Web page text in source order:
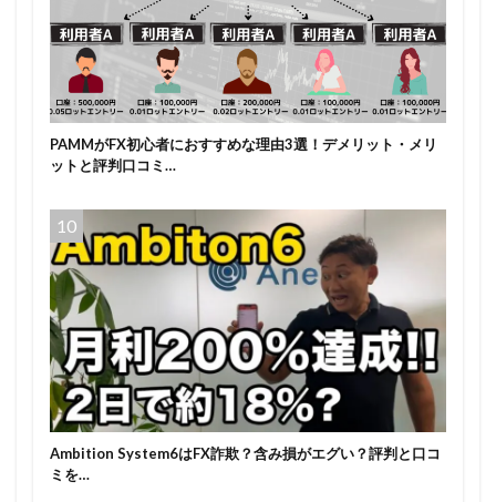
PAMMがFX初心者におすすめな理由3選！デメリット・メリ
ットと評判口コミ…
Ambition System6はFX詐欺？含み損がエグい？評判と口コ
ミを…